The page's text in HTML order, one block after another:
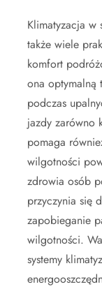
Klimatyzacja w
także wiele
komfort
ona optymalną
podczas
jazdy zarówno
pomaga
wilgotności
zdrowia osób
przyczynia się
zapobieganie
wilgotności.
systemy